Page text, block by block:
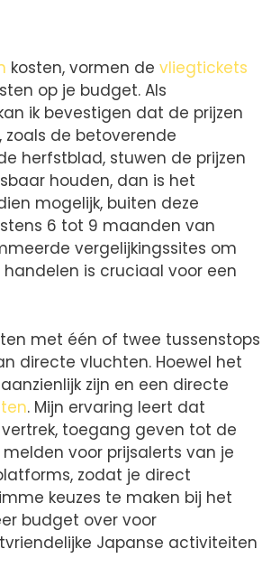
kosten, vormen de vliegtickets
op je budget. Als
ik bevestigen dat de prijzen
de betoverende
herfstblad, stuwen de prijzen
houden, dan is het
mogelijk, buiten deze
6 tot 9 maanden van
vergelijkingssites om
is cruciaal voor een
met één of twee tussenstops
directe vluchten. Hoewel het
zijn en een directe
. Mijn ervaring leert dat
toegang geven tot de
voor prijsalerts van je
zodat je direct
keuzes te maken bij het
budget over voor
Japanse activiteiten